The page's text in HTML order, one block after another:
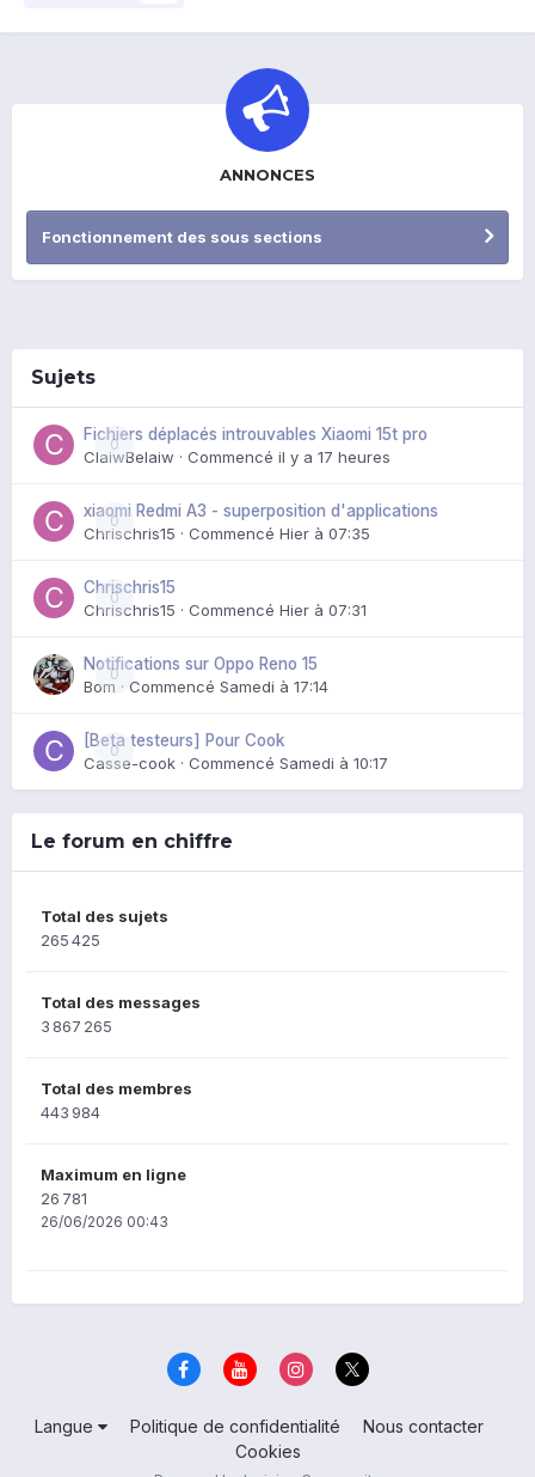
ANNONCES
Fonctionnement des sous sections
Sujets
0
Fichiers déplacés introuvables Xiaomi 15t pro
ClaiwBelaiw · Commencé il y a 17 heures
0
xiaomi Redmi A3 - superposition d'applications
Chrischris15 · Commencé Hier à 07:35
0
Chrischris15
Chrischris15 · Commencé Hier à 07:31
0
Notifications sur Oppo Reno 15
Bom · Commencé Samedi à 17:14
0
[Beta testeurs] Pour Cook
Casse-cook · Commencé Samedi à 10:17
Le forum en chiffre
Total des sujets
265 425
Total des messages
3 867 265
Total des membres
443 984
Maximum en ligne
26 781
26/06/2026 00:43
Langue Politique de confidentialité
Nous contacter
Cookies